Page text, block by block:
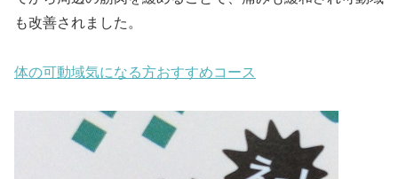
も改善されました。
体の可動域気になる方おすすめコース